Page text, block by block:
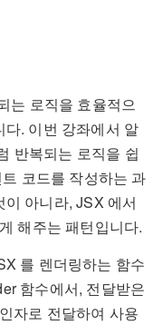
는 로직을 효율적으
. 이번 강좌에서 알
반복되는 로직을 쉽
코드를 작성하는 과
아니라, JSX 에서
해주는 패턴입니다.
를 렌더링하는 함수
함수에서, 전달받은
자로 전달하여 사용